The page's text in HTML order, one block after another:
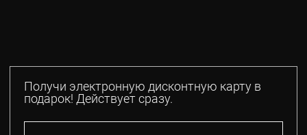
Получи электронную дисконтную карту в
подарок! Действует сразу.